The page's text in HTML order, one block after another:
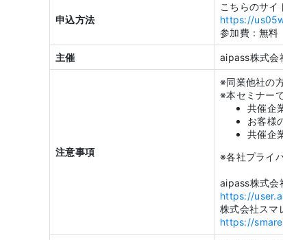
申込方法
こちらのサイ
https://
参加費：無料
主催 aipass株式会
注意事項
※同業他社の
※本セミナー
共催企
お客様
共催企
※各社プライ
aipass株式会
https://
株式会社スマ
https://